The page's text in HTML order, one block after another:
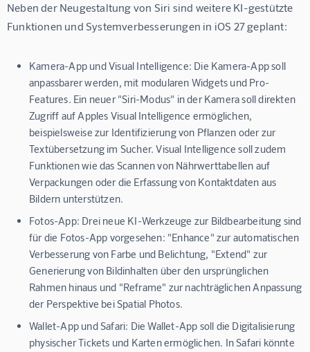
Neben der Neugestaltung von Siri sind weitere KI-gestützte
Funktionen und Systemverbesserungen in iOS 27 geplant:
Kamera-App und Visual Intelligence: Die Kamera-App soll
anpassbarer werden, mit modularen Widgets und Pro-
Features. Ein neuer "Siri-Modus" in der Kamera soll direkten
Zugriff auf Apples Visual Intelligence ermöglichen,
beispielsweise zur Identifizierung von Pflanzen oder zur
Textübersetzung im Sucher. Visual Intelligence soll zudem
Funktionen wie das Scannen von Nährwerttabellen auf
Verpackungen oder die Erfassung von Kontaktdaten aus
Bildern unterstützen.
Fotos-App: Drei neue KI-Werkzeuge zur Bildbearbeitung sind
für die Fotos-App vorgesehen: "Enhance" zur automatischen
Verbesserung von Farbe und Belichtung, "Extend" zur
Generierung von Bildinhalten über den ursprünglichen
Rahmen hinaus und "Reframe" zur nachträglichen Anpassung
der Perspektive bei Spatial Photos.
Wallet-App und Safari: Die Wallet-App soll die Digitalisierung
physischer Tickets und Karten ermöglichen. In Safari könnte